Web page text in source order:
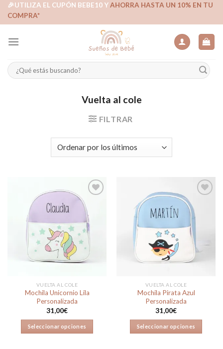
Skip🎉UTILIZA EL CUPÓN BEBE10 YAHORRA HASTA UN 10% EN TU
COMPRA*
Buscar
por:
Vuelta al cole
FILTRAR
Añadir
a la
lista de
deseos
VUELTA AL COLE
Mochila Unicornio Lila
Personalizada
31,00€
Seleccionar opciones
Añadir
lista de
deseos
VUELTA AL COLE
Mochila Pirata Azul
Personalizada
31,00€
Seleccionar opciones